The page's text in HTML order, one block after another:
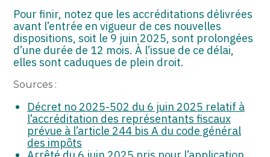
Pour finir, notez que les accréditations délivrées
avant l’entrée en vigueur de ces nouvelles
dispositions, soit le 9 juin 2025, sont prolongées
d’une durée de 12 mois. À l’issue de ce délai,
elles sont caduques de plein droit.
Sources :
Décret no 2025-502 du 6 juin 2025 relatif à
l’accréditation des représentants fiscaux
prévue à l’article 244 bis A du code général
des impôts